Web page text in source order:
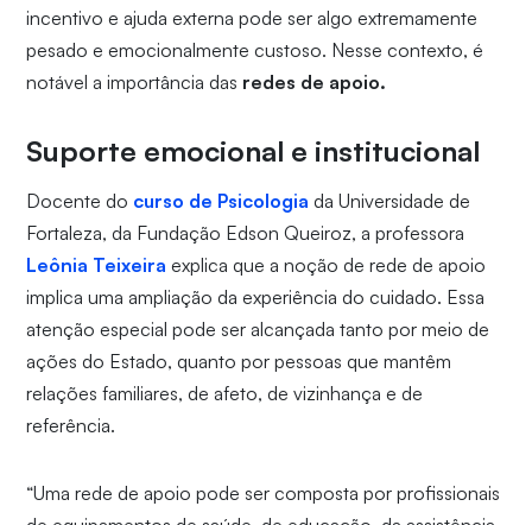
incentivo e ajuda externa pode ser algo extremamente
pesado e emocionalmente custoso. Nesse contexto, é
notável a importância das redes de apoio.
Suporte emocional e institucional
Docente do curso de Psicologia da Universidade de
Fortaleza, da Fundação Edson Queiroz, a professora
Leônia Teixeira explica que a noção de rede de apoio
implica uma ampliação da experiência do cuidado. Essa
atenção especial pode ser alcançada tanto por meio de
ações do Estado, quanto por pessoas que mantêm
relações familiares, de afeto, de vizinhança e de
referência.
“Uma rede de apoio pode ser composta por profissionais